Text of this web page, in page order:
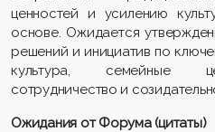
ценностей и усилению
основе. Ожидается
решений и инициатив по
культура, семейные
сотрудничество и
Ожидания от Форума (цитаты)